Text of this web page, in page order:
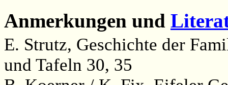
Anmerkungen und
E. Strutz, Geschichte der
und Tafeln 30, 35